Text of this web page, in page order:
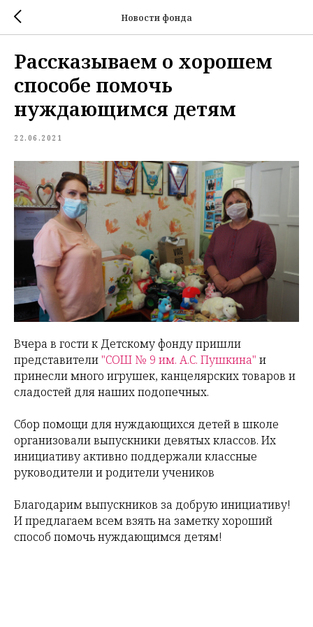
Новости фонда
Рассказываем о хорошем
способе помочь
нуждающимся детям
22.06.2021
Вчера в гости к Детскому фонду пришли
представители"СОШ № 9 им. А.С. Пушкина" и
принесли много игрушек, канцелярских товаров и
сладостей для наших подопечных.
Сбор помощи для нуждающихся детей в школе
организовали выпускники девятых классов. Их
инициативу активно поддержали классные
руководители и родители учеников
Благодарим выпускников за добрую инициативу!
И предлагаем всем взять на заметку хороший
способ помочь нуждающимся детям!